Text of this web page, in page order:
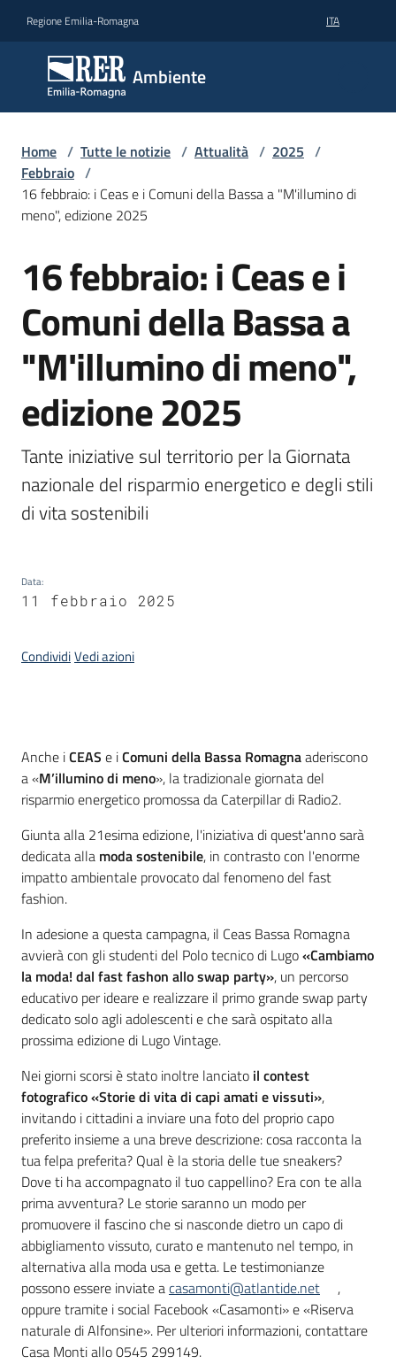
Regione Emilia-Romagna ITA
Ambiente
Ambiente
Novità
Servizi
Leggi
Bandi
Piani
Progetti
Home / Tutte le notizie / Attualità / 2025 /
Febbraio /
16 febbraio: i Ceas e i Comuni della Bassa a "M'illumino di
meno", edizione 2025
Salta al contenuto
16 febbraio: i Ceas e i
Comuni della Bassa a
"M'illumino di meno",
edizione 2025
Tante iniziative sul territorio per la Giornata
nazionale del risparmio energetico e degli stili
di vita sostenibili
Data:
11 febbraio 2025
CondividiVedi azioni
Introduzione
Anche iCEAS e iComuni della Bassa Romagnaaderiscono
a «M’illumino di meno», la tradizionale giornata del
risparmio energetico promossa da Caterpillar di Radio2.
Giunta alla 21esima edizione, l'iniziativa di quest'anno sarà
dedicata alla moda sostenibile, in contrasto con l'enorme
impatto ambientale provocato dal fenomeno del fast
fashion.
In adesione a questa campagna, il Ceas Bassa Romagna
avvierà con gli studenti del Polo tecnico di Lugo«Cambiamo
la moda! dal fast fashon allo swap party», un percorso
educativo per ideare e realizzare il primo grande swap party
dedicato solo agli adolescenti e che sarà ospitato alla
prossima edizione di Lugo Vintage.
Nei giorni scorsi è stato inoltre lanciato il contest
fotografico «Storie di vita di capi amati e vissuti»,
invitando i cittadini a inviare una foto del proprio capo
preferito insieme a una breve descrizione: cosa racconta la
tua felpa preferita? Qual è la storia delle tue sneakers?
Dove ti ha accompagnato il tuo cappellino? Era con te alla
prima avventura? Le storie saranno un modo per
promuovere il fascino che si nasconde dietro un capo di
abbigliamento vissuto, curato e mantenuto nel tempo, in
alternativa alla moda usa e getta. Le testimonianze
possono essere inviate acasamonti@atlantide.net
,
oppure tramite i social Facebook «Casamonti» e «Riserva
naturale di Alfonsine». Per ulteriori informazioni, contattare
Casa Monti allo 0545 299149.